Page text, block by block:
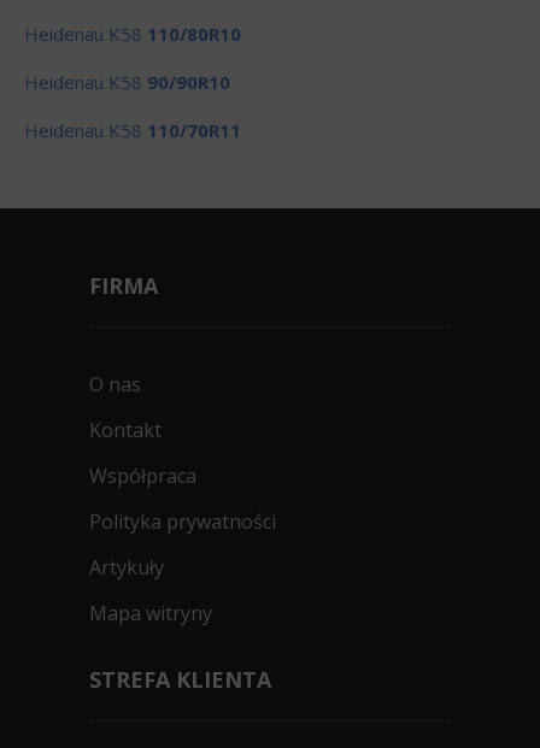
Heidenau K58 110/80R10
Heidenau K58 90/90R10
Heidenau K58 110/70R11
FIRMA
O nas
Kontakt
Współpraca
Polityka prywatności
Artykuły
Mapa witryny
STREFA KLIENTA